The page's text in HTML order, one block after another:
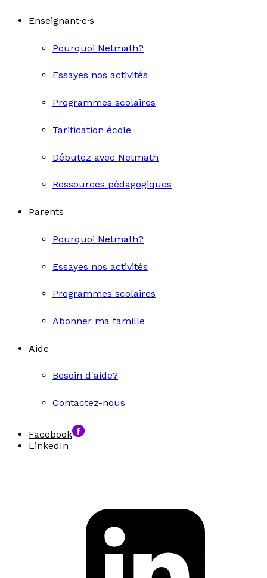
Enseignant·e·s
Pourquoi Netmath?
Essayes nos activités
Programmes scolaires
Tarification école
Débutez avec Netmath
Ressources pédagogiques
Parents
Pourquoi Netmath?
Essayes nos activités
Programmes scolaires
Abonner ma famille
Aide
Besoin d'aide?
Contactez-nous
Facebook
LinkedIn